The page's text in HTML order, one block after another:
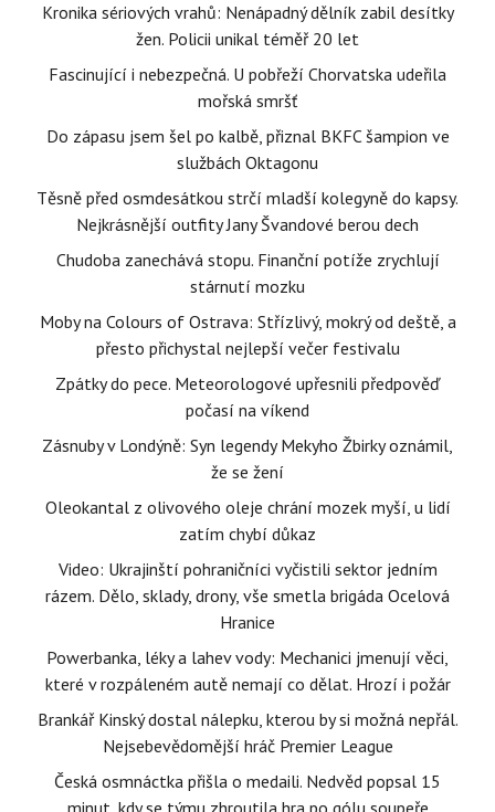
Kronika sériových vrahů: Nenápadný dělník zabil desítky
žen. Policii unikal téměř 20 let
Fascinující i nebezpečná. U pobřeží Chorvatska udeřila
mořská smršť
Do zápasu jsem šel po kalbě, přiznal BKFC šampion ve
službách Oktagonu
Těsně před osmdesátkou strčí mladší kolegyně do kapsy.
Nejkrásnější outfity Jany Švandové berou dech
Chudoba zanechává stopu. Finanční potíže zrychlují
stárnutí mozku
Moby na Colours of Ostrava: Střízlivý, mokrý od deště, a
přesto přichystal nejlepší večer festivalu
Zpátky do pece. Meteorologové upřesnili předpověď
počasí na víkend
Zásnuby v Londýně: Syn legendy Mekyho Žbirky oznámil,
že se žení
Oleokantal z olivového oleje chrání mozek myší, u lidí
zatím chybí důkaz
Video: Ukrajinští pohraničníci vyčistili sektor jedním
rázem. Dělo, sklady, drony, vše smetla brigáda Ocelová
Hranice
Powerbanka, léky a lahev vody: Mechanici jmenují věci,
které v rozpáleném autě nemají co dělat. Hrozí i požár
Brankář Kinský dostal nálepku, kterou by si možná nepřál.
Nejsebevědomější hráč Premier League
Česká osmnáctka přišla o medaili. Nedvěd popsal 15
minut, kdy se týmu zhroutila hra po gólu soupeře